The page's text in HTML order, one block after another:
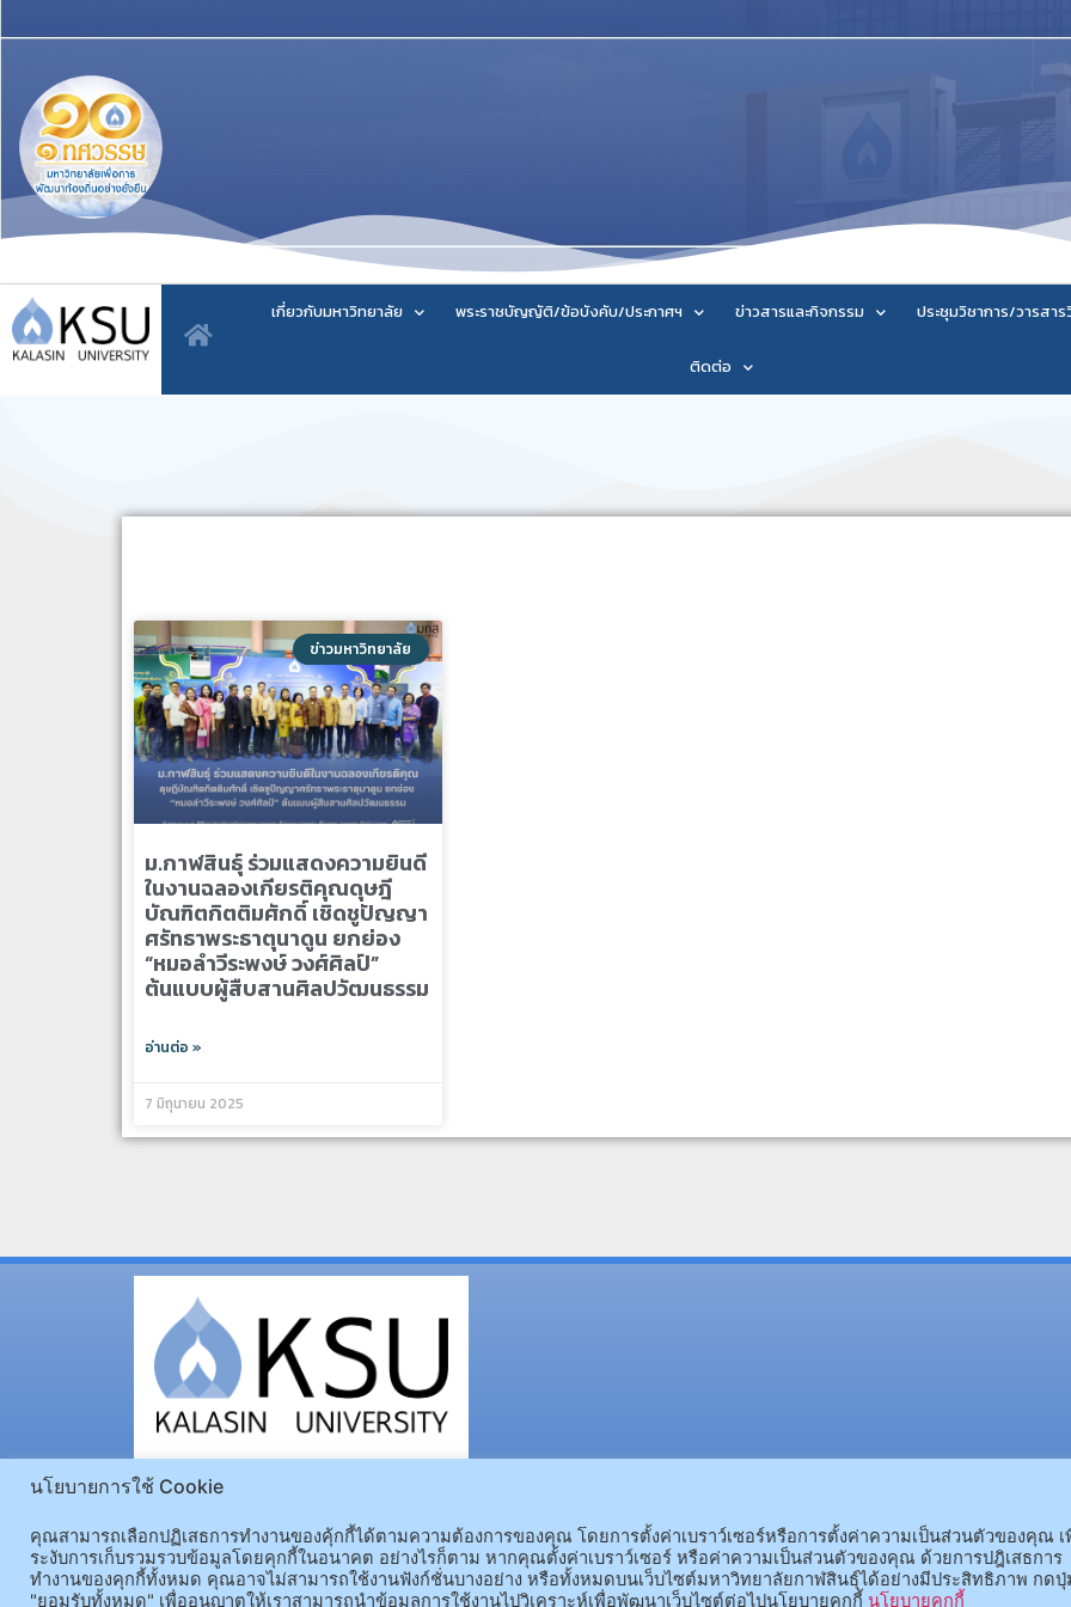
เกี่ยวกับมหาวิทยาลัย พระราชบัญญัติ/ข้อบังคับ/ประกาศฯ ข่าวสารและกิจกรรม ประชุมวิชาการ/วารสาร
ติดต่อ
ข่าวมหาวิทยาลัย
ม.กาฬสินธุ์ ร่วมแสดงความยินดี
ในงานฉลองเกียรติคุณดุษฎี
บัณฑิตกิตติมศักดิ์ เชิดชูปัญญา
ศรัทธาพระธาตุนาดูน ยกย่อง
“หมอลำวีระพงษ์ วงศ์ศิลป์”
ต้นแบบผู้สืบสานศิลปวัฒนธรรม
อ่านต่อ »
7 มิถุนายน 2025
นโยบายการใช้ Cookie
คุณสามารถเลือกปฏิเสธการทำงานของคุ้กกี้ได้ตามความต้องการของคุณ โดยการตั้งค่าเบราว์เซอร์หรือการตั้งค่าความเป็นส่วนตัวของคุณ เ
ระงับการเก็บรวมรวบข้อมูลโดยคุกกี้ในอนาคต อย่างไรก็ตาม หากคุณตั้งค่าเบราว์เซอร์ หรือค่าความเป็นส่วนตัวของคุณ ด้วยการปฎิเสธการ
ทำงานของคุกกี้ทั้งหมด คุณอาจไม่สามารถใช้งานฟังก์ชั่นบางอย่าง หรือทั้งหมดบนเว็บไซต์มหาวิทยาลัยกาฬสินธุ์ได้อย่างมีประสิทธิภาพ กดปุ่
"ยอมรับทั้งหมด" เพื่ออนุญาตให้เราสามารถนำข้อมูลการใช้งานไปวิเคราะห์เพื่อพัฒนาเว็บไซต์ต่อไปนโยบายคุกกี้ นโยบายคุกกี้